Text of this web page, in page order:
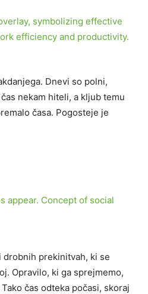
Dnevi so polni,
nekam hiteli, a kljub temu
časa. Pogosteje je
prekinitvah, ki se
Opravilo, ki ga sprejmemo,
čas odteka počasi, skoraj